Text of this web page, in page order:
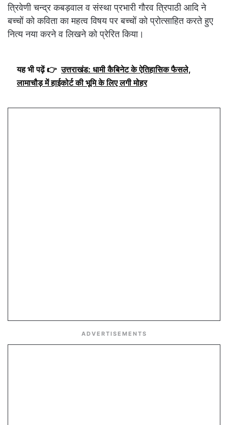
त्रिवेणी चन्द्र कबड़वाल व संस्था प्रभारी गौरव त्रिपाठी आदि ने
बच्चों को कविता का महत्व विषय पर बच्चों को प्रोत्साहित करते हुए
नित्य नया करने व लिखने को प्रेरित किया।
यह भी पढ़ें 👉 उत्तराखंड: धामी कैबिनेट के ऐतिहासिक फैसले,
लामाचौड़ में हाईकोर्ट की भूमि के लिए लगी मोहर
ADVERTISEMENTS